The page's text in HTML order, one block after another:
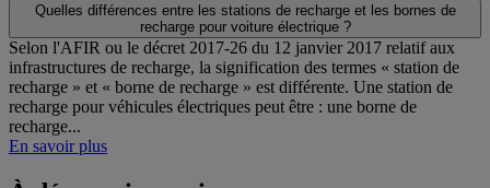
Quelles différences entre les stations de recharge et les bornes de
recharge pour voiture électrique ?
Selon l'AFIR ou le décret 2017-26 du 12 janvier 2017 relatif aux
infrastructures de recharge, la signification des termes « station de
recharge » et « borne de recharge » est différente. Une station de
recharge pour véhicules électriques peut être : une borne de
recharge...
En savoir plus